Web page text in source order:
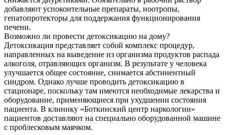
добавляют успокоительные препараты, ноотропы,
гепатопротекторы для поддержания функционирования
печени.
Возможно ли провести детоксикацию на дому?
Детоксикация представляет собой комплекс процедур,
направленных на выведение из организма продуктов распада
алкоголя, отравляющих организм. В результате у человека
улучшается общее состояние, снимается абстинентный
синдром. Однако лучше проводить детоксикацию в
стационаре, поскольку там имеются необходимые лекарства и
оборудование, применяющиеся при ухудшении состояния
пациента. В клинику «Боткинский центр наркологии»
пациентов доставляют на специально оборудованной машине
с проблесковым маячком.